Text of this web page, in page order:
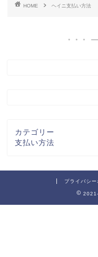
HOME ヘイニ支払い方法
カテゴリー
支払い方法
プライバシー